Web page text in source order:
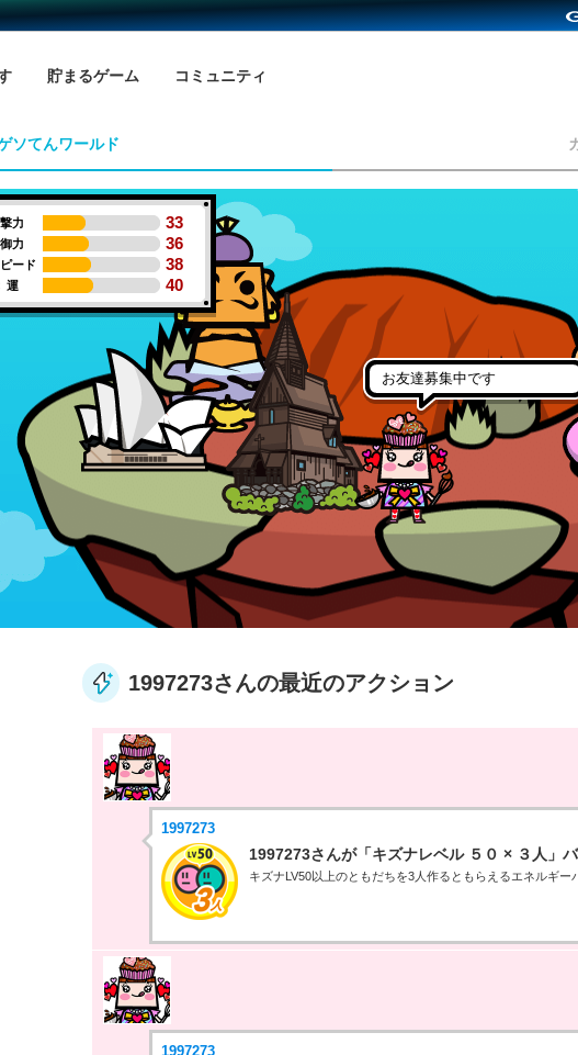
貯まるゲーム コミュニティ
ソてんワールド
力 33
力 36
ード 38
運 40
お友達募集中です
1997273さんの最近のアクション
1997273
1997273さんが「キズナレベル ５０ × ３人」
キズナLV50以上のともだちを3人作るともらえるエネルギー
1997273